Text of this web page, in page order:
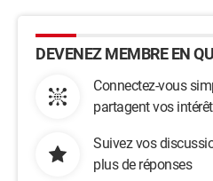
DEVENEZ MEMBRE EN
Connectez-vous
partagent vos
Suivez vos
plus de réponses